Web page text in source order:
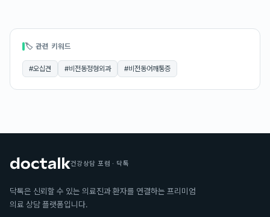
🏷 관련 키워드
#오십견 #비전동정형외과 #비전동어깨통증
건강상담 포럼 · 닥톡
닥톡은 신뢰할 수 있는 의료진과 환자를 연결하는 프리미엄
의료 상담 플랫폼입니다.